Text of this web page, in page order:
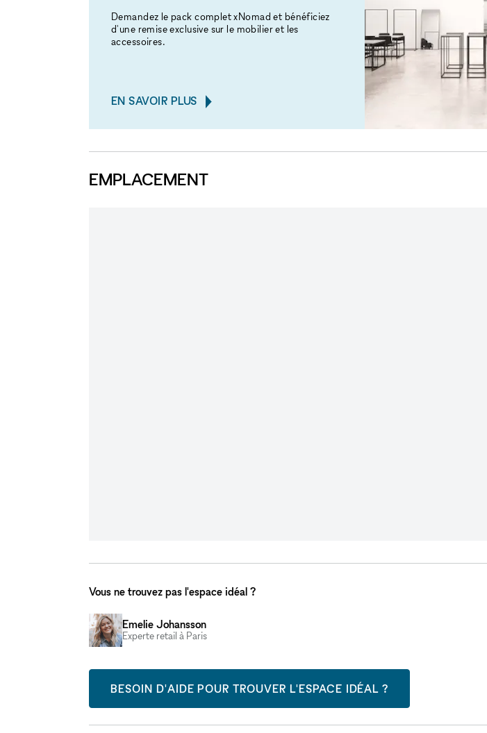
Demandez le pack complet xNomad et bénéficiez
d'une remise exclusive sur le mobilier et les
accessoires.
EN SAVOIR PLUS
EMPLACEMENT
Vous ne trouvez pas l'espace idéal ?
Emelie Johansson
Experte retail à Paris
BESOIN D'AIDE POUR TROUVER L'ESPACE IDÉAL ?